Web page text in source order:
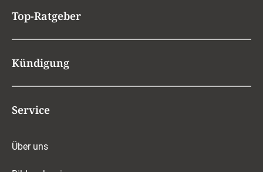
Top-Ratgeber
Kündigung
Service
Über uns